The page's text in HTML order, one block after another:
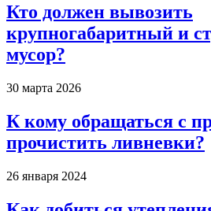
Кто должен вывозить
крупногабаритный и
мусор?
30 марта 2026
К кому обращаться с
прочистить ливневки?
26 января 2024